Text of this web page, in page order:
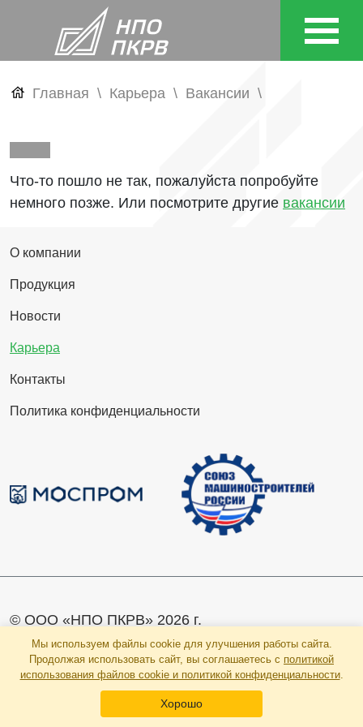
Мы используем файлы cookie для улучшения работы сайта.
Продолжая использовать сайт, вы соглашаетесь с политикой
использования файлов cookie и политикой конфиденциальности.
Хорошо
Главная Карьера Вакансии
Что-то пошло не так, пожалуйста попробуйте
немного позже. Или посмотрите другие вакансии
О компании
Продукция
Новости
Карьера
Контакты
Политика конфиденциальности
© ООО «НПО ПКРВ» 2026 г.